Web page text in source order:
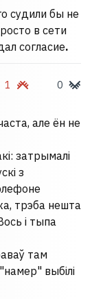
судили бы не
в сети
согласие.
1 0
але ён не
затрымалі
з
трэба нешта
і тыпа
там
выбілі